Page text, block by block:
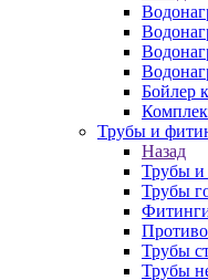
Бойлер
Трубы и
Назад
Трубы и
Трубы
Трубы
Трубы